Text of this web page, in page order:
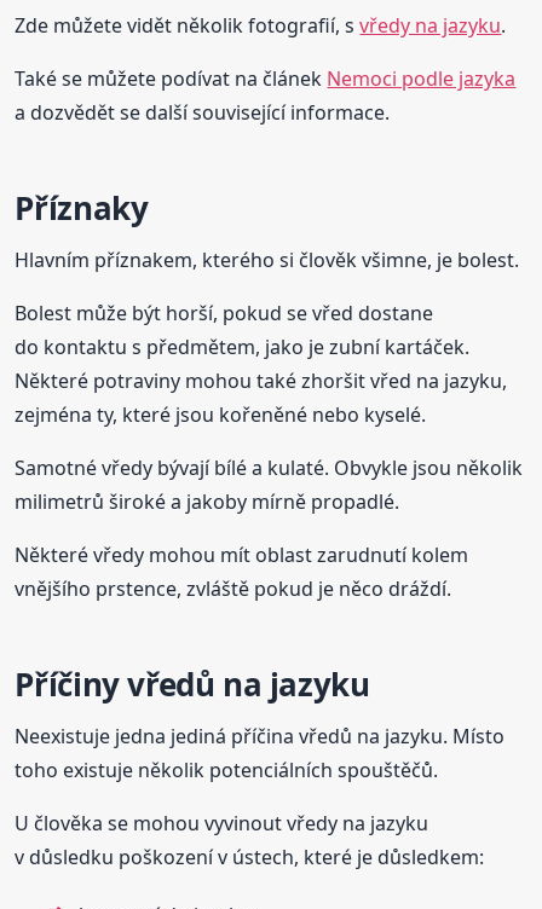
Zde můžete vidět několik fotografií, svředy na jazyku.
Také se můžete podívat na článek Nemoci podle jazyka
a dozvědět se další související informace.
Příznaky
Hlavním příznakem, kterého si člověk všimne, je bolest.
Bolest může být horší, pokud se vřed dostane
do kontaktu s předmětem, jako je zubní kartáček.
Některé potraviny mohou také zhoršit vřed na jazyku,
zejména ty, které jsou kořeněné nebo kyselé.
Samotné vředy bývají bílé a kulaté. Obvykle jsou několik
milimetrů široké a jakoby mírně propadlé.
Některé vředy mohou mít oblast zarudnutí kolem
vnějšího prstence, zvláště pokud je něco dráždí.
Příčiny vředů na jazyku
Neexistuje jedna jediná příčina vředů na jazyku. Místo
toho existuje několik potenciálních spouštěčů.
U člověka se mohou vyvinout vředy na jazyku
v důsledku poškození v ústech, které je důsledkem: